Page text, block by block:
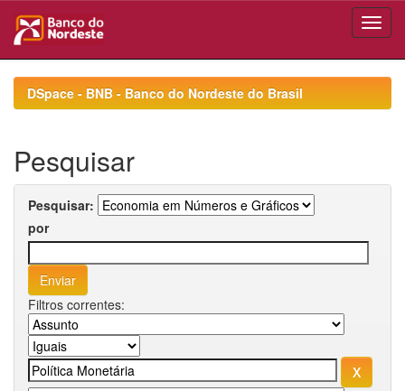
navigationDSpace - BNB - Banco do Nordeste do Brasil
Pesquisar
Pesquisar:
por
Filtros correntes: